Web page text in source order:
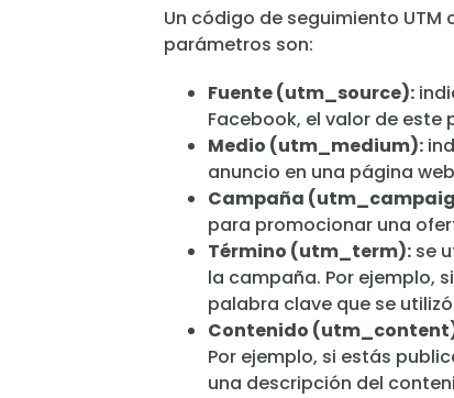
Un código de seguimiento UTM
parámetros son:
Fuente (utm_source):
Facebook, el valor de
Medio (utm_medium):
anuncio en una página
Campaña
para promocionar una
Término (utm_term): se
la campaña. Por ejemplo,
palabra clave que se
Contenido
Por ejemplo, si estás
una descripción del